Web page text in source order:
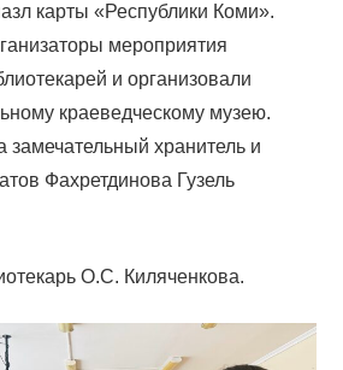
карты «Республики Коми».
мероприятия
и организовали
краеведческому музею.
замечательный хранитель и
Фахретдинова Гузель
О.С. Киляченкова.